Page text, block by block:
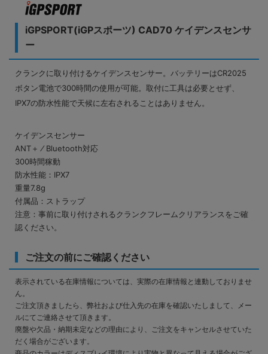
iGPSPORT(iGPスポーツ) CAD70 ケイデンスセンサ
ー
クランクに取り付けるケイデンスセンサー。バッテリーはCR2025
ボタン電池で300時間の使用が可能。取付に工具は必要とせず、
IPX7の防水性能で天候に左右されることはありません。
ケイデンスセンサー
ANT＋ ⁄ Bluetooth対応
300時間稼動
防水性能：IPX7
重量7.8g
付属品：ストラップ
注意：事前に取り付けされるクランクフレームクリアランスをご確
認ください。
ご注文の前にご確認ください
表示されている在庫情報については、実際の在庫情報と連動しておりませ
ん。
ご注文頂きましたら、弊社および仕入先の在庫を確認いたしまして、メー
ルにてご連絡させて頂きます。
廃盤や欠品・納期未定などの理由により、ご注文をキャンセルさせていた
だく場合がございます。